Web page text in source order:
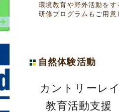
環境教育や野外活動を
研修プログラムもご用意
自然体験活動
カントリーレ
教育活動支援